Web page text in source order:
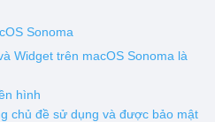
Vivo Sonoma
Widget trên macOS Sonoma là
hình
chủ đề sử dụng và được bảo mật